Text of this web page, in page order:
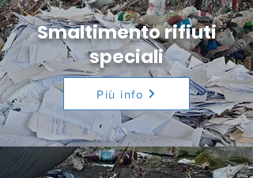
Smaltimento rifiuti
speciali
Più info